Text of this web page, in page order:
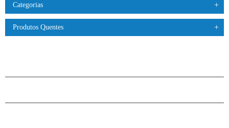
Categorias
Produtos Quentes